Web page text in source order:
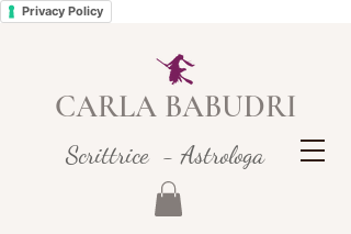
Privacy Policy
CARLA BABUDRI
Scrittrice - Astrologa